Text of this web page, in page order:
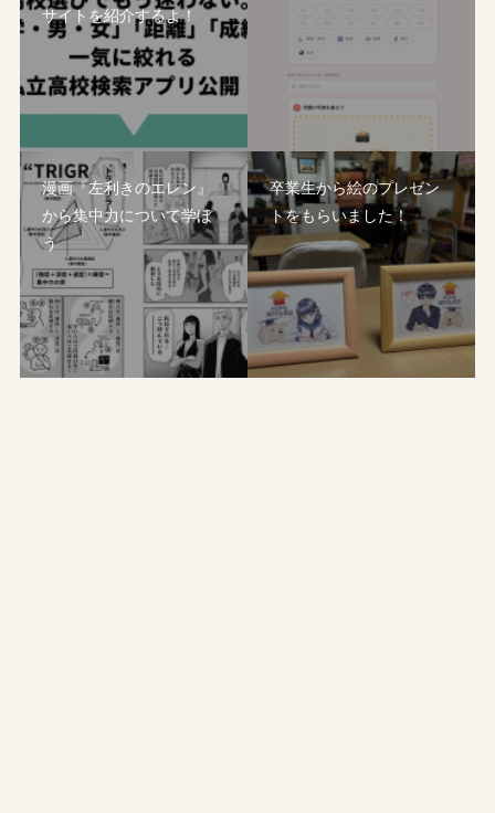
サイトを紹介するよ！
漫画『左利きのエレン』
から集中力について学ぼ
う
卒業生から絵のプレゼン
トをもらいました！